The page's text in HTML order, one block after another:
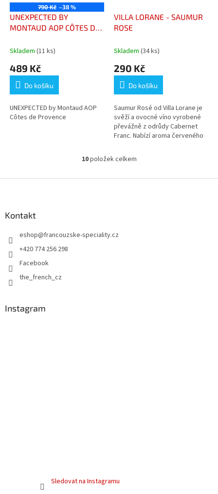
790 Kč –38 %
UNEXPECTED BY
MONTAUD AOP CÔTES DE
Skladem (11 ks)
489 Kč
Do košíku
UNEXPECTED by Montaud AOP
Côtes de Provence
VILLA LORANE - SAUMUR
ROSE
Skladem (34 ks)
290 Kč
Do košíku
Saumur Rosé od Villa Lorane je
svěží a ovocné víno vyrobené
převážně z odrůdy Cabernet
Franc. Nabízí aroma červeného
vyváženou, živou a lehkou...
O
l
p
10položek celkem
Kontakt
eshop@francouzske-speciality.cz
+420 774 256 298
Facebook
the_french_cz
Instagram
Sledovat na Instagramu